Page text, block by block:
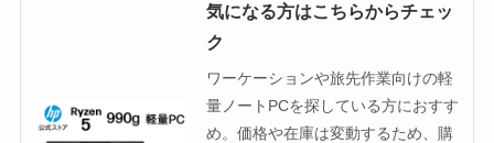
気になる方はこちらからチェッ
ク
ワーケーションや旅先作業向けの軽
量ノートPCを探している方におすす
め。価格や在庫は変動するため、購